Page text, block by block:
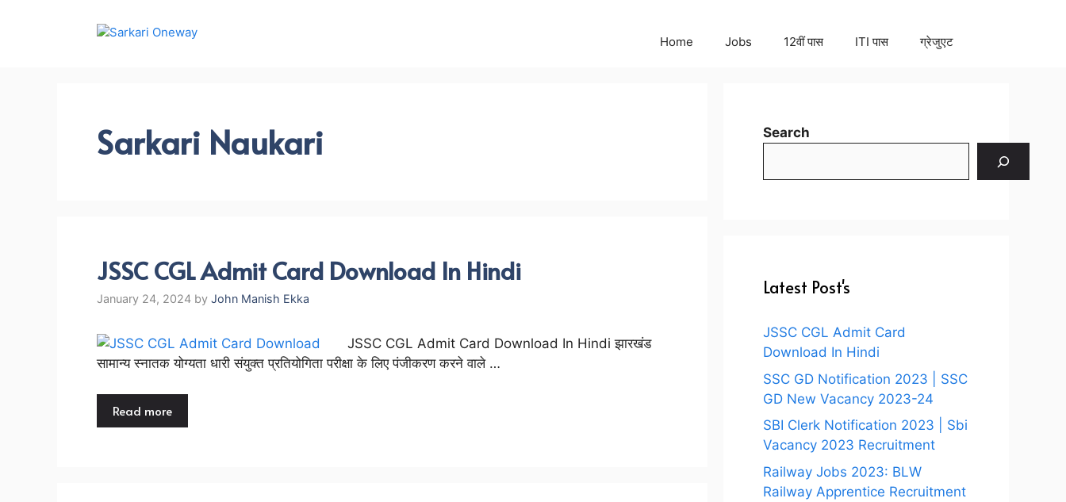
Home Jobs 12वीं पास ITI पास ग्रेजुएट
Sarkari Naukari
JSSC CGL Admit Card Download In Hindi
January 24, 2024 by John Manish Ekka
JSSC CGL Admit Card Download In Hindi झारखंड
सामान्य स्नातक योग्यता धारी संयुक्त प्रतियोगिता परीक्षा के लिए पंजीकरण करने वाले …
Read more
Search
Latest Post's
JSSC CGL Admit Card
Download In Hindi
SSC GD Notification 2023 | SSC
GD New Vacancy 2023-24
SBI Clerk Notification 2023 | Sbi
Vacancy 2023 Recruitment
Railway Jobs 2023: BLW
Railway Apprentice Recruitment